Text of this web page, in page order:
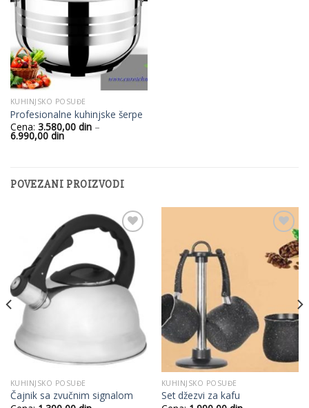
KUHINJSKO POSUĐE
Profesionalne kuhinjske šerpe
Cena: 3.580,00din –
6.990,00dinRaspon
cena:
do
6.990,00
POVEZANI PROIZVODI
Add to
Wishlist
KUHINJSKO POSUĐE
Čajnik sa zvučnim signalom
Add to
KUHINJSKO POSUĐE
Set džezvi za kafu